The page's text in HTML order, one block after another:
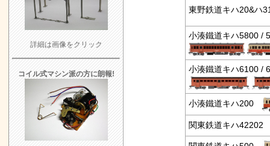
東野鉄道キハ20&
小湊鐵道キハ5800
小湊鐵道キハ6100
小湊鐵道キハ200
関東鉄道キハ
詳細は画像をクリック
コイル式マシン派の方に朗報!